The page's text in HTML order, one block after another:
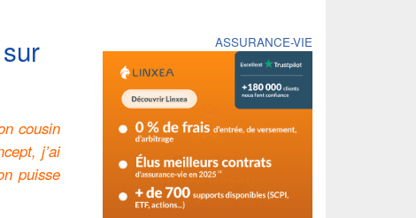
cousin
j’ai
puisse
ASSURANCE-VIE